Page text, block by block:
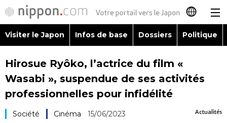
日本語
English
简体字
Visiter le Japon
Visiter le Japon Infos de base Dossiers Politique
Hirosue Ryôko, l’actrice du film «
Wasabi », suspendue de ses activités
professionnelles pour infidélité
Actualités
Société Cinéma 15/06/2023